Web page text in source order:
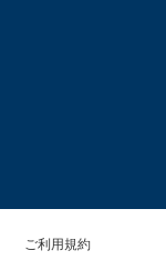
ご利用規約